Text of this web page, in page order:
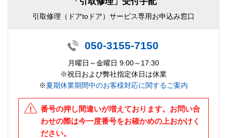
引取修理（ドアtoドア）サービス専用お申込み窓口
050-3155-7150
月曜日～金曜日 9:00～17:30
※祝日および弊社指定休日は休業
※夏期休業期間中のお客様対応に関するご案内
番号の押し間違いが増えております。お問い合
わせの際は今一度番号をお確かめの上おかけく
ださい。